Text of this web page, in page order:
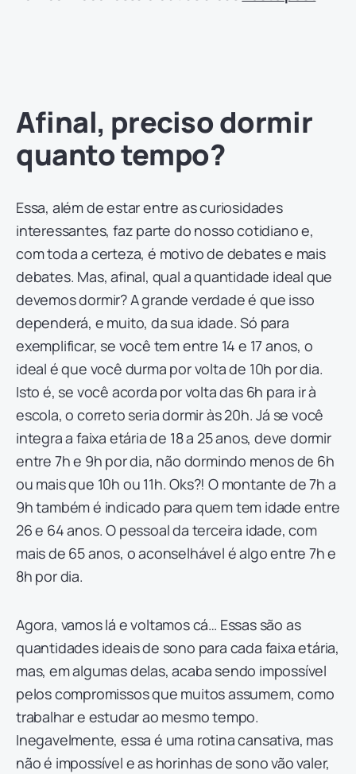
Afinal, preciso dormir
quanto tempo?
Essa, além de estar entre as curiosidades
interessantes, faz parte do nosso cotidiano e,
com toda a certeza, é motivo de debates e mais
debates. Mas, afinal, qual a quantidade ideal que
devemos dormir? A grande verdade é que isso
dependerá, e muito, da sua idade. Só para
exemplificar, se você tem entre 14 e 17 anos, o
ideal é que você durma por volta de 10h por dia.
Isto é, se você acorda por volta das 6h para ir à
escola, o correto seria dormir às 20h. Já se você
integra a faixa etária de 18 a 25 anos, deve dormir
entre 7h e 9h por dia, não dormindo menos de 6h
ou mais que 10h ou 11h. Oks?! O montante de 7h a
9h também é indicado para quem tem idade entre
26 e 64 anos. O pessoal da terceira idade, com
mais de 65 anos, o aconselhável é algo entre 7h e
8h por dia.
Agora, vamos lá e voltamos cá… Essas são as
quantidades ideais de sono para cada faixa etária,
mas, em algumas delas, acaba sendo impossível
pelos compromissos que muitos assumem, como
trabalhar e estudar ao mesmo tempo.
Inegavelmente, essa é uma rotina cansativa, mas
não é impossível e as horinhas de sono vão valer,